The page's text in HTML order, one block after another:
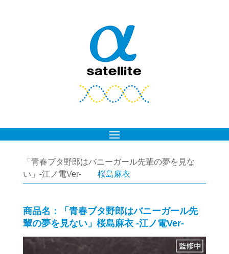
「青春ブタ野郎はバニーガール先輩の夢を見な
い」-江ノ電Ver- 桜島麻衣
商品名：「青春ブタ野郎はバニーガール先
輩の夢を見ない」桜島麻衣 -江ノ電Ver-